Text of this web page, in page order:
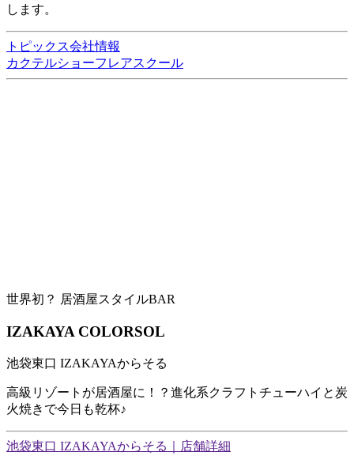
します。
トピックス会社情報
カクテルショーフレアスクール
世界初？ 居酒屋スタイルBAR
IZAKAYA COLORSOL
池袋東口 IZAKAYAからそる
高級リゾートが居酒屋に！？進化系クラフトチューハイと炭
火焼きで今日も乾杯♪
池袋東口 IZAKAYAからそる｜店舗詳細